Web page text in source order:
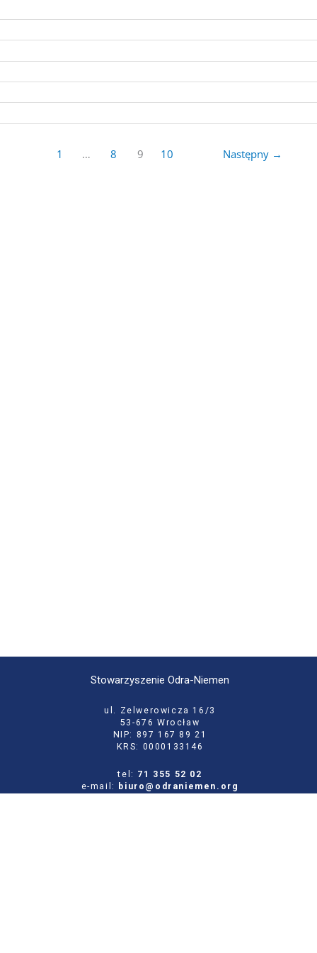
1 … 8 9 10 Następny →
Stowarzyszenie Odra-Niemen
ul. Zelwerowicza 16/3
53-676 Wrocław
NIP: 897 167 89 21
KRS: 0000133146
tel: 71 355 52 02
e-mail:
biuro@odraniemen.org